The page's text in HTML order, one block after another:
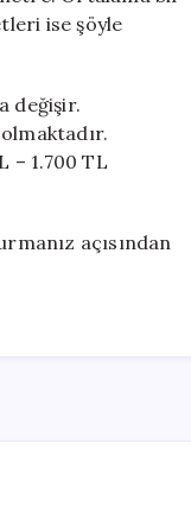
ise şöyle
değişir.
– 1.700 TL
açısından